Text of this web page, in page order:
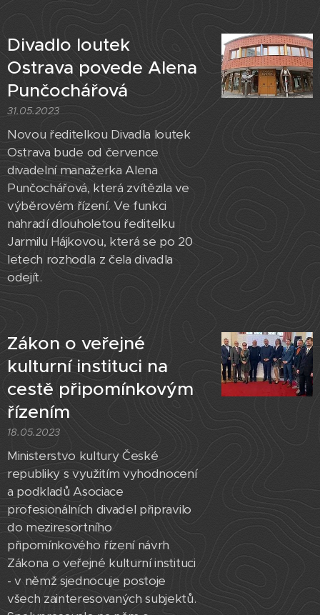
Divadlo loutek
Ostrava povede Alena
Punčochářová
31.05.2023
Novou ředitelkou Divadla loutek
Ostrava bude od července
divadelní manažerka Alena
Punčochářová, která zvítězila ve
výběrovém řízení. Ve funkci
nahradí dlouholetou ředitelku
Jarmilu Hájkovou, která se po 20
letech rozhodla z čela divadla
odejít.
Zákon o veřejné
kulturní instituci na
cestě připomínkovým
řízením
18.05.2023
Ministerstvo kultury České
republiky s využitím vyhodnocení
a podkladů Asociace
profesionálních divadel připravilo
do meziresortního
připomínkového řízení návrh
Zákona o veřejné kulturní instituci
- v němž sjednocuje postoje
všech zainteresovaných subjektů.